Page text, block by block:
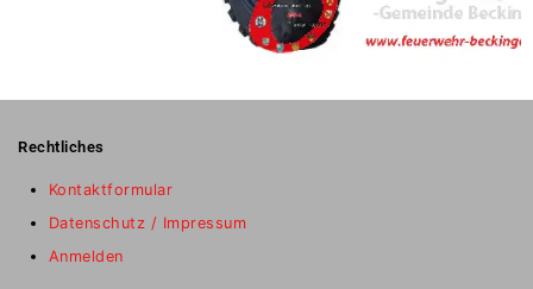
Rechtliches
Kontaktformular
Datenschutz / Impressum
Anmelden